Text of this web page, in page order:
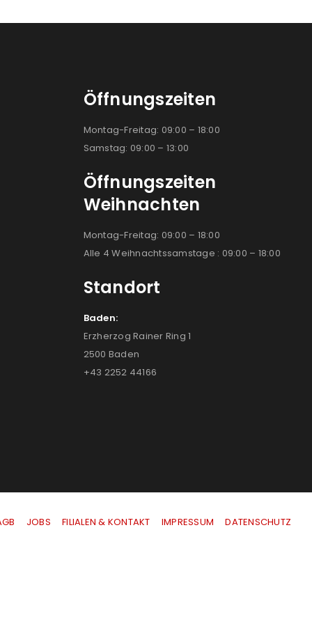
Öffnungszeiten
Montag-Freitag: 09:00 – 18:00
Samstag: 09:00 – 13:00
Öffnungszeiten
Weihnachten
Montag-Freitag: 09:00 – 18:00
Alle 4 Weihnachtssamstage : 09:00 – 18:00
Standort
Baden:
Erzherzog Rainer Ring 1
2500 Baden
+43 2252 44166
JOBS FILIALEN & KONTAKT IMPRESSUM |DATENSCHUTZ